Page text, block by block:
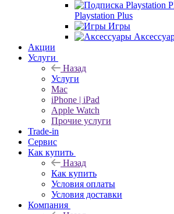
Playstation Plus
Игры
Акции
Услуги
Назад
Услуги
Mac
iPhone | iPad
Apple Watch
Прочие услуги
Trade-in
Сервис
Как купить
Назад
Как купить
Условия оплаты
Условия доставки
Компания